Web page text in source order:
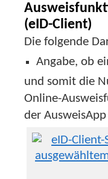
(eID-Client)
Die folgende
Angabe, ob
und somit die
Online-
der